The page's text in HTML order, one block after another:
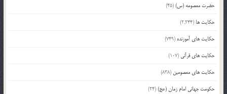
حضرت معصومه (س)(45)
حکایت ها (2,244)
حکایت های آموزنده (749)
حکایت های قرآنی (107)
حکایت های معصومین (838)
حکومت جهانی امام زمان (عج)(24)